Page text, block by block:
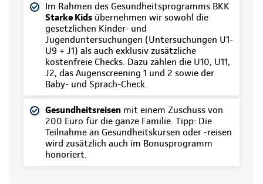
Im Rahmen des Gesundheitsprogramms BKK
Starke Kids übernehmen wir sowohl die
gesetzlichen Kinder- und
Jugenduntersuchungen (Untersuchungen U1-
U9 + J1) als auch exklusiv zusätzliche
kostenfreie Checks. Dazu zählen die U10, U11,
J2, das Augenscreening 1 und 2 sowie der
Baby- und Sprach-Check.
Gesundheitsreisen mit einem Zuschuss von
200 Euro für die ganze Familie. Tipp: Die
Teilnahme an Gesundheitskursen oder -reisen
wird zusätzlich auch im Bonusprogramm
honoriert.